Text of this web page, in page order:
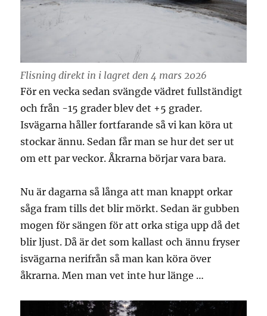
Flisning direkt in i lagret den 4 mars 2026
För en vecka sedan svängde vädret fullständigt
och från -15 grader blev det +5 grader.
Isvägarna håller fortfarande så vi kan köra ut
stockar ännu. Sedan får man se hur det ser ut
om ett par veckor. Åkrarna börjar vara bara.
Nu är dagarna så långa att man knappt orkar
såga fram tills det blir mörkt. Sedan är gubben
mogen för sängen för att orka stiga upp då det
blir ljust. Då är det som kallast och ännu fryser
isvägarna nerifrån så man kan köra över
åkrarna. Men man vet inte hur länge …